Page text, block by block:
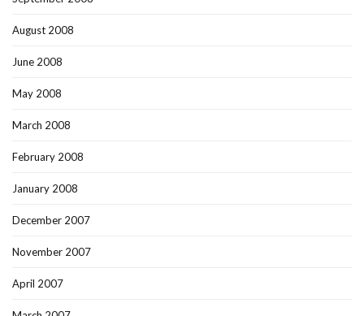
August 2008
June 2008
May 2008
March 2008
February 2008
January 2008
December 2007
November 2007
April 2007